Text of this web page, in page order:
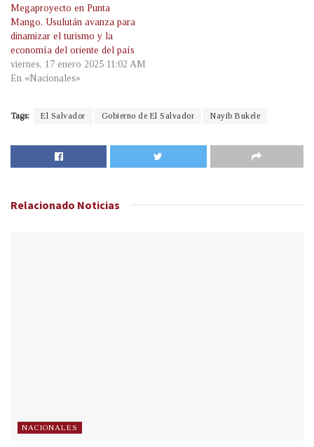
Megaproyecto en Punta
Mango, Usulután avanza para
dinamizar el turismo y la
economía del oriente del país
viernes, 17 enero 2025 11:02 AM
En «Nacionales»
Tags: El Salvador Gobierno de El Salvador Nayib Bukele
Relacionado Noticias
NACIONALES